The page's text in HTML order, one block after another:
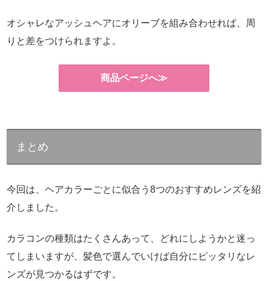
オシャレなアッシュヘアにオリーブを組み合わせれば、周
りと差をつけられますよ。
商品ページへ≫
まとめ
今回は、ヘアカラーごとに似合う8つのおすすめレンズを紹
介しました。
カラコンの種類はたくさんあって、どれにしようかと迷っ
てしまいますが、髪色で選んでいけば自分にピッタリなレ
ンズが見つかるはずです。